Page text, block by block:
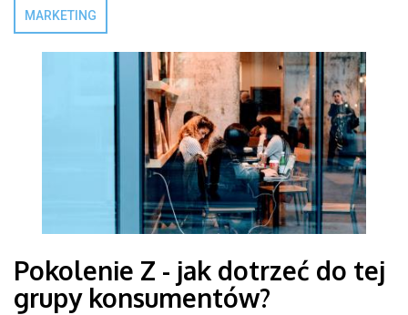
MARKETING
Pokolenie Z - jak dotrzeć do tej
grupy konsumentów?